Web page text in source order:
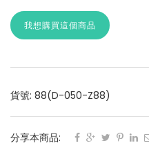
我想購買這個商品
貨號: 88(D-050-Z88)
分享本商品: